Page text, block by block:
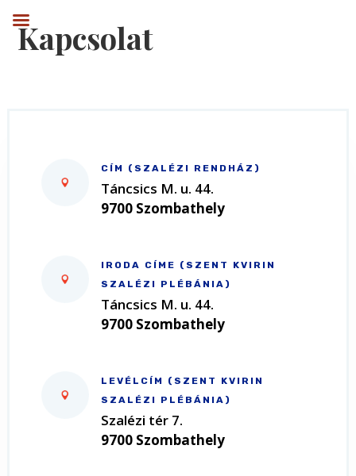
Kapcsolat
CÍM (SZALÉZI RENDHÁZ)
Táncsics M. u. 44.
9700 Szombathely
IRODA CÍME (SZENT KVIRIN
SZALÉZI PLÉBÁNIA)
Táncsics M. u. 44.
9700 Szombathely
LEVÉLCÍM (SZENT KVIRIN
SZALÉZI PLÉBÁNIA)
Szalézi tér 7.
9700 Szombathely